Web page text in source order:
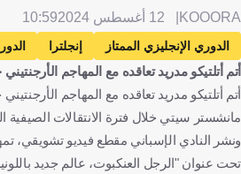
KOOORA 12 أغسطس 2024 10:59
الدوري الإنجليزي الممتاز إنجلترا
مانشستر سيتي
أتلتيكو مدريد
الأرجنتين
الإنتقالات كرة قدم
أتم أتلتيكو مدريد تعاقده مع المهاجم الأرجنتيني
أتم أتلتيكو مدريد تعاقده مع المهاجم
مانشستر سيتي خلال فترة الانتقالات الصيفية
ونشر النادي الإسباني مقطع فيديو تشويقي،
تحت عنوان "الرجل العنكبوت، عالم جديد